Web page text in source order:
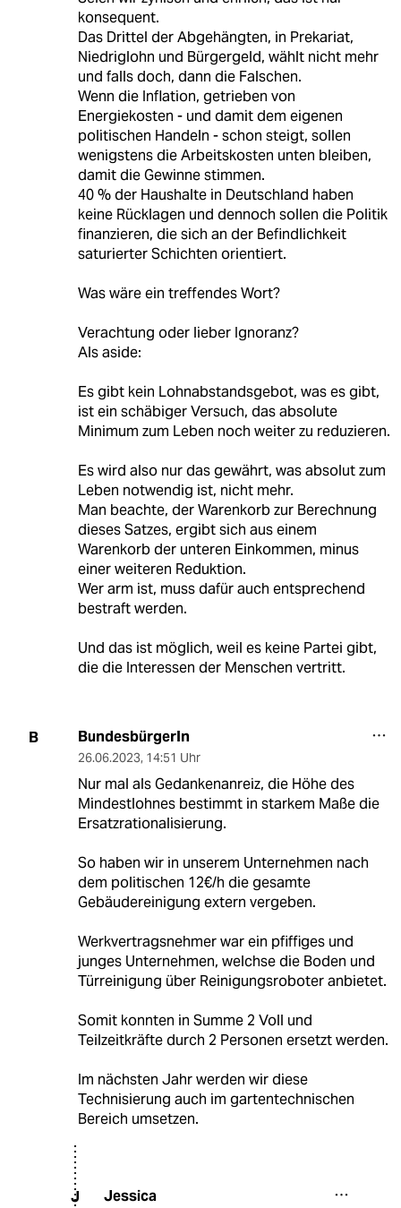
konsequent.
Das Drittel der Abgehängten, in Prekariat,
Niedriglohn und Bürgergeld, wählt nicht mehr
und falls doch, dann die Falschen.
Wenn die Inflation, getrieben von
Energiekosten - und damit dem eigenen
politischen Handeln - schon steigt, sollen
wenigstens die Arbeitskosten unten bleiben,
damit die Gewinne stimmen.
40 % der Haushalte in Deutschland haben
keine Rücklagen und dennoch sollen die Politik
finanzieren, die sich an der Befindlichkeit
saturierter Schichten orientiert.
Was wäre ein treffendes Wort?
Verachtung oder lieber Ignoranz?
Als aside:
Es gibt kein Lohnabstandsgebot, was es gibt,
ist ein schäbiger Versuch, das absolute
Minimum zum Leben noch weiter zu reduzieren.
Es wird also nur das gewährt, was absolut zum
Leben notwendig ist, nicht mehr.
Man beachte, der Warenkorb zur Berechnung
dieses Satzes, ergibt sich aus einem
Warenkorb der unteren Einkommen, minus
einer weiteren Reduktion.
Wer arm ist, muss dafür auch entsprechend
bestraft werden.
Und das ist möglich, weil es keine Partei gibt,
die die Interessen der Menschen vertritt.
B BundesbürgerIn
26.06.2023, 14:51 Uhr
Nur mal als Gedankenanreiz, die Höhe des
Mindestlohnes bestimmt in starkem Maße die
Ersatzrationalisierung.
So haben wir in unserem Unternehmen nach
dem politischen 12€/h die gesamte
Gebäudereinigung extern vergeben.
Werkvertragsnehmer war ein pfiffiges und
junges Unternehmen, welchse die Boden und
Türreinigung über Reinigungsroboter anbietet.
Somit konnten in Summe 2 Voll und
Teilzeitkräfte durch 2 Personen ersetzt werden.
Im nächsten Jahr werden wir diese
Technisierung auch im gartentechnischen
Bereich umsetzen.
J Jessica